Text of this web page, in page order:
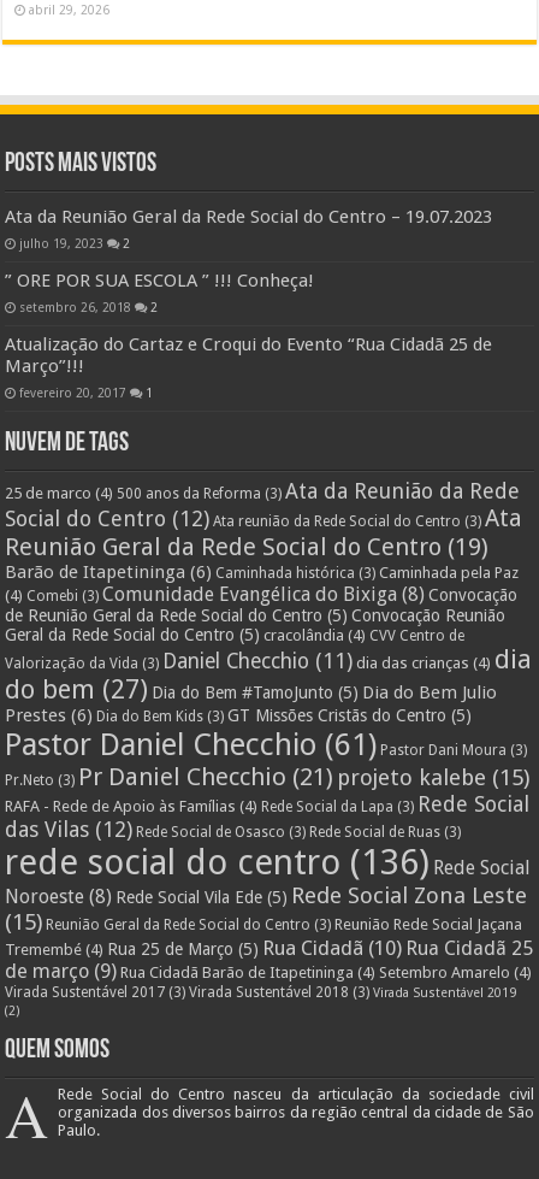
abril 29, 2026
Posts Mais Vistos
Ata da Reunião Geral da Rede Social do Centro – 19.07.2023
julho 19, 2023 2
” ORE POR SUA ESCOLA ” !!! Conheça!
setembro 26, 2018 2
Atualização do Cartaz e Croqui do Evento “Rua Cidadã 25 de
Março”!!!
fevereiro 20, 2017 1
Nuvem de Tags
25 de marco (4) 500 anos da Reforma (3) Ata da Reunião da Rede
Social do Centro (12) Ata reunião da Rede Social do Centro (3) Ata
Reunião Geral da Rede Social do Centro (19)
Barão de Itapetininga (6) Caminhada histórica (3) Caminhada pela Paz
(4) Comebi (3) Comunidade Evangélica do Bixiga (8) Convocação
de Reunião Geral da Rede Social do Centro (5) Convocação Reunião
Geral da Rede Social do Centro (5) cracolândia (4) CVV Centro de
Valorização da Vida (3) Daniel Checchio (11) dia das crianças (4) dia
do bem (27) Dia do Bem #TamoJunto (5) Dia do Bem Julio
Prestes (6) Dia do Bem Kids (3) GT Missões Cristãs do Centro (5)
Pastor Daniel Checchio (61) Pastor Dani Moura (3)
Pr.Neto (3) Pr Daniel Checchio (21) projeto kalebe (15)
RAFA - Rede de Apoio às Famílias (4) Rede Social da Lapa (3) Rede Social
das Vilas (12) Rede Social de Osasco (3) Rede Social de Ruas (3)
rede social do centro (136) Rede Social
Noroeste (8) Rede Social Vila Ede (5) Rede Social Zona Leste
(15) Reunião Geral da Rede Social do Centro (3) Reunião Rede Social Jaçana
Tremembé (4) Rua 25 de Março (5) Rua Cidadã (10) Rua Cidadã 25
de março (9) Rua Cidadã Barão de Itapetininga (4) Setembro Amarelo (4)
Virada Sustentável 2017 (3) Virada Sustentável 2018 (3) Virada Sustentável 2019
(2)
Quem Somos
A Rede Social do Centro nasceu da articulação da sociedade civil
organizada dos diversos bairros da região central da cidade de São
Paulo.